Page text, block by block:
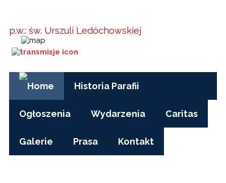
p.w.: św. Urszuli Ledóchowskiej
Historia Parafii
Ogłoszenia Wydarzenia Caritas
Galerie Prasa Kontakt